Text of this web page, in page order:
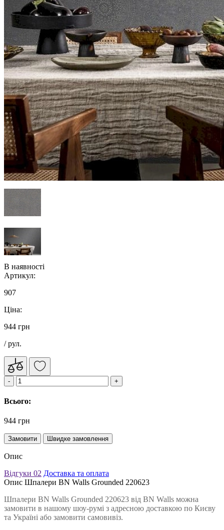
В наявності
Артикул:
907
Ціна:
944 грн
/ рул.
Всього:
944 грн
Замовити Швидке замовлення
Опис
Відгуки 02 Доставка та оплата
Опис Шпалери BN Walls Grounded 220623
Шпалери BN Walls Grounded 220623 від BN Walls можна
замовити в нашому шоу-румі з адресною доставкою по Києву
та Україні або замовити самовивіз.